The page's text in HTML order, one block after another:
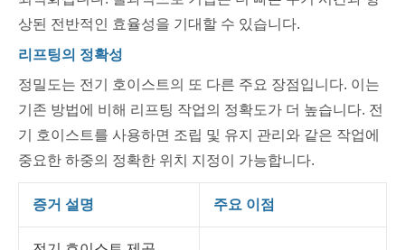
상된 전반적인 효율성을 기대할 수 있습니다.
리프팅의 정확성
정밀도는 전기 호이스트의 또 다른 주요 장점입니다. 이는
기존 방법에 비해 리프팅 작업의 정확도가 더 높습니다. 전
기 호이스트를 사용하면 조립 및 유지 관리와 같은 작업에
중요한 하중의 정확한 위치 지정이 가능합니다.
증거 설명 주요 이점